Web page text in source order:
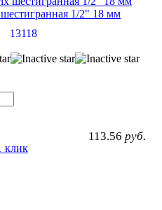
1/2" 18 мм
13118
113.56 руб.
клик